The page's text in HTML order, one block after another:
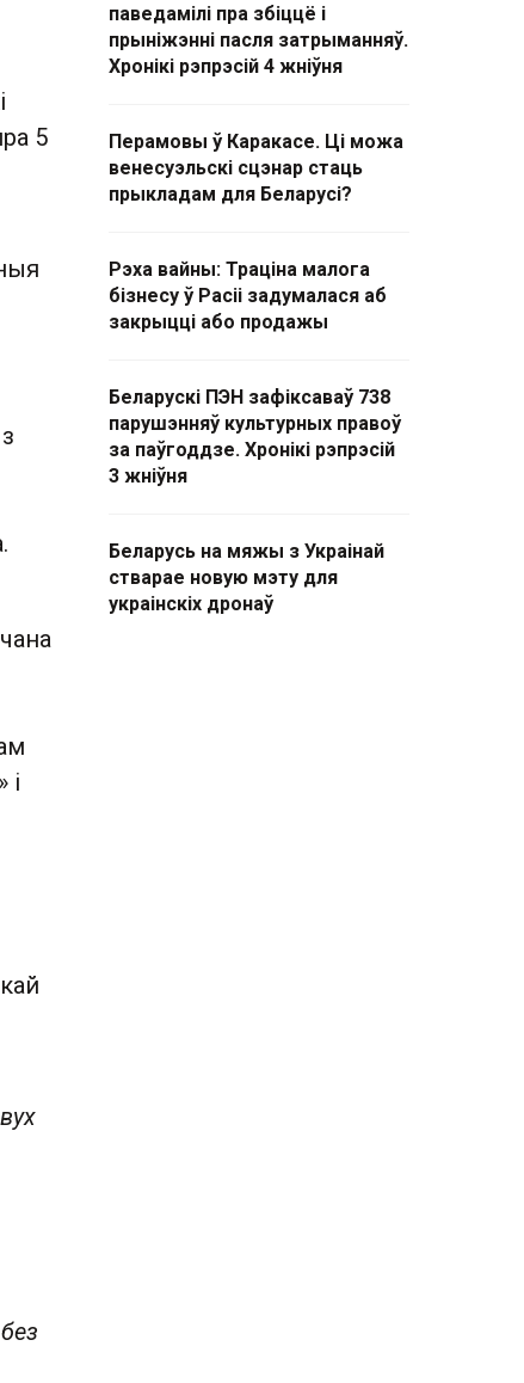
5
і
паведамілі пра збіццё і
прыніжэнні пасля затрыманняў.
Хронікі рэпрэсій 4 жніўня
Перамовы ў Каракасе. Ці можа
венесуэльскі сцэнар стаць
прыкладам для Беларусі?
Рэха вайны: Траціна малога
бізнесу ў Расіі задумалася аб
закрыцці або продажы
Беларускі ПЭН зафіксаваў 738
парушэнняў культурных правоў
за паўгоддзе. Хронікі рэпрэсій
3 жніўня
Беларусь на мяжы з Украінай
стварае новую мэту для
украінскіх дронаў